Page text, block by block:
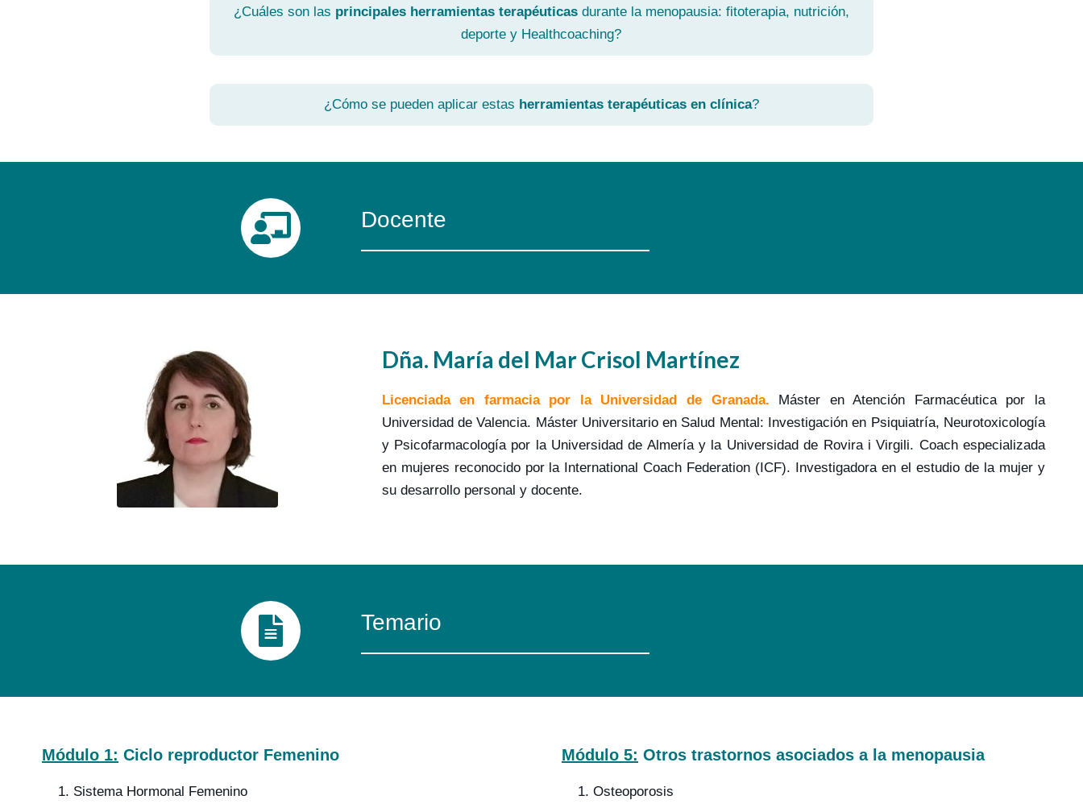
¿Cuáles son las principales herramientas terapéuticasdurante la menopausia: fitoterapia, nutrición,
deporte y Healthcoaching?
¿Cómo se pueden aplicar estas herramientas terapéuticas en clínica?
Docente
Dña. María del Mar Crisol Martínez
Licenciada en farmacia por la Universidad de Granada.
Máster en Atención Farmacéutica por la
Universidad de Valencia. Máster Universitario en Salud Mental: Investigación en Psiquiatría, Neurotoxicología
y Psicofarmacología por la Universidad de Almería y la Universidad de Rovira i Virgili. Coach especializada
en mujeres reconocido por la International Coach Federation (ICF). Investigadora en el estudio de la mujer y
su desarrollo personal y docente.
Temario
Módulo 1: Ciclo reproductor Femenino
1. Sistema Hormonal Femenino
Módulo 5: Otros trastornos asociados a la menopausia
1. Osteoporosis